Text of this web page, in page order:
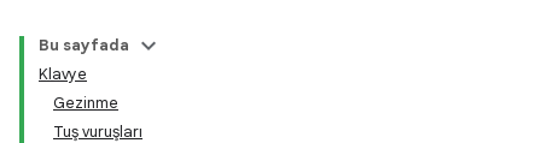
Bu sayfada
Klavye
Gezinme
Tuş vuruşları